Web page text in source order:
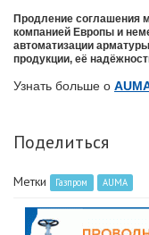
Продление соглашения
компанией Европы и
автоматизации
продукции, её
Узнать больше о
Поделиться
Метки Газпром AUMA